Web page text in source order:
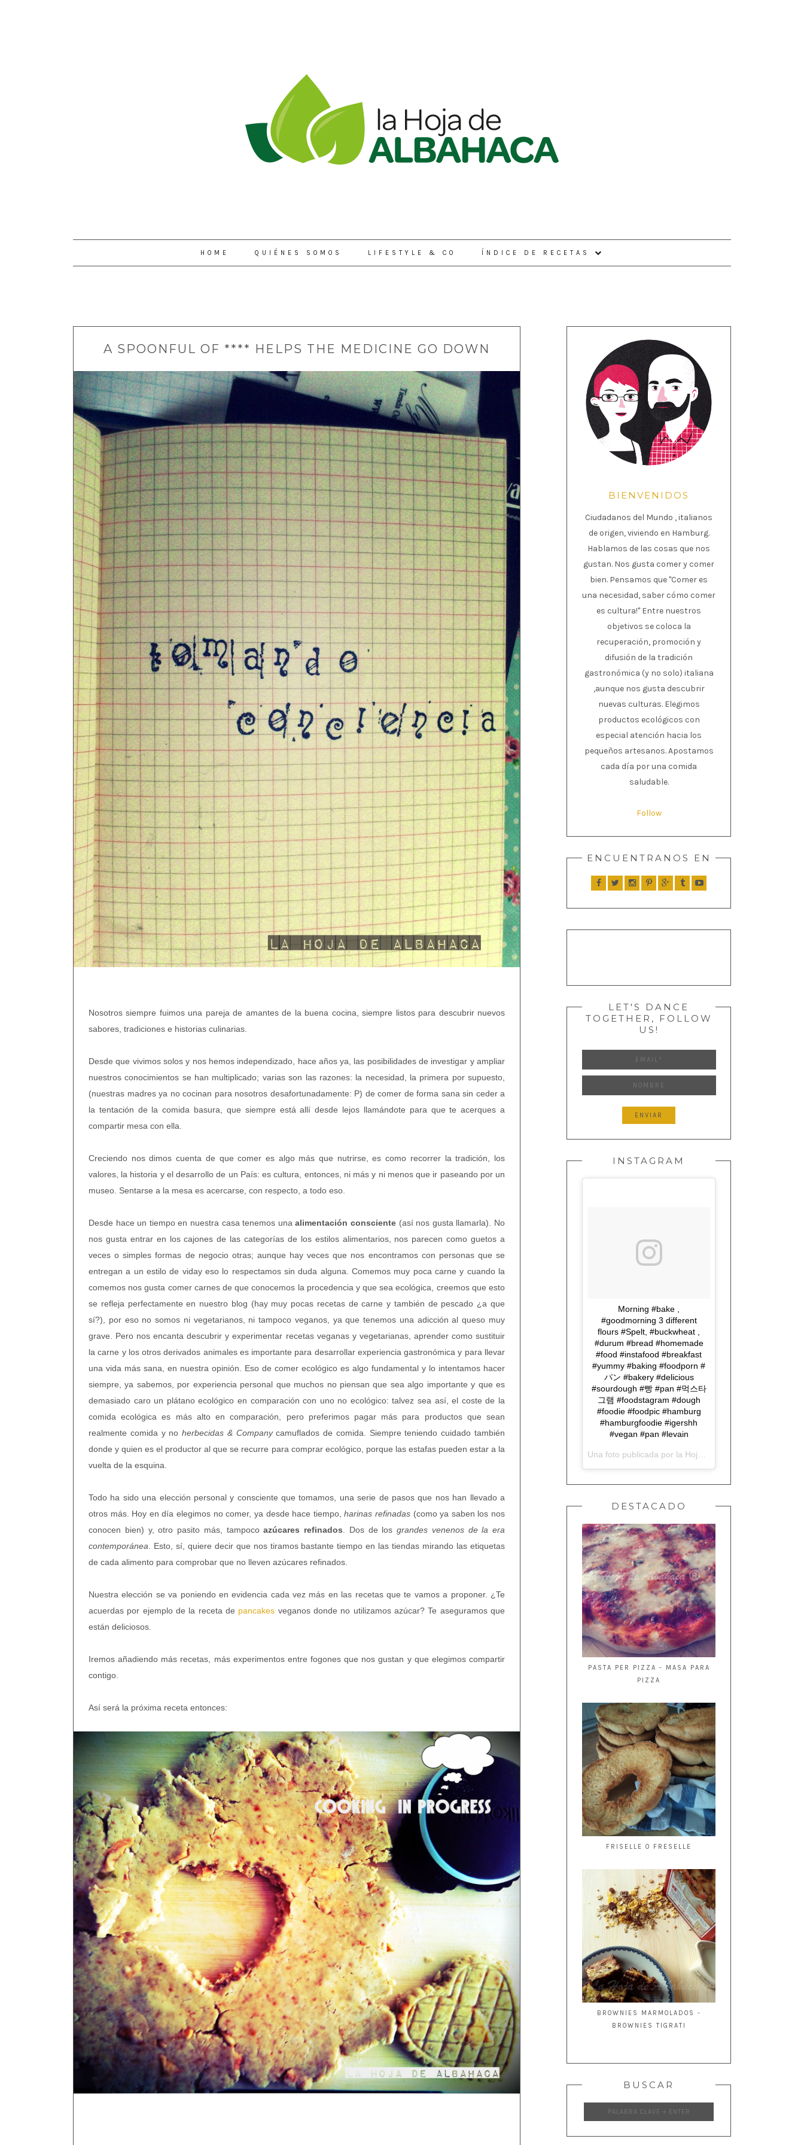
HOME QUIÉNES SOMOS LIFESTYLE & CO ÍNDICE DE RECETAS
A SPOONFUL OF **** HELPS THE MEDICINE GO DOWN
Nosotros siempre fuimos una pareja de amantes de la buena cocina, siempre listos para descubrir nuevos
sabores, tradiciones e historias culinarias.
Desde que vivimos solos y nos hemos independizado, hace años ya, las posibilidades de investigar y ampliar
nuestros conocimientos se han multiplicado; varias son las razones: la necesidad, la primera por supuesto,
(nuestras madres ya no cocinan para nosotros desafortunadamente: P) de comer de forma sana sin ceder a
la tentación de la comida basura, que siempre está allí desde lejos llamándote para que te acerques a
compartir mesa con ella.
Creciendo nos dimos cuenta de que comer es algo más que nutrirse, es como recorrer la tradición, los
valores, la historia y el desarrollo de un País: es cultura, entonces, ni más y ni menos que ir paseando por un
museo. Sentarse a la mesa es acercarse, con respecto, a todo eso.
Desde hace un tiempo en nuestra casa tenemos unaalimentación consciente (así nos gusta llamarla). No
nos gusta entrar en los cajones de las categorías de los estilos alimentarios, nos parecen como guetos a
veces o simples formas de negocio otras; aunque hay veces que nos encontramos con personas que se
entregan a un estilo de viday eso lo respectamos sin duda alguna. Comemos muy poca carne y cuando la
comemos nos gusta comer carnes de que conocemos la procedencia y que sea ecológica, creemos que esto
se refleja perfectamente en nuestro blog (hay muy pocas recetas de carne y también de pescado ¿a que
sí?), por eso no somos ni vegetarianos, ni tampoco veganos, ya que tenemos una adicción al queso muy
grave. Pero nos encanta descubrir y experimentar recetas veganas y vegetarianas, aprender como sustituir
la carne y los otros derivados animales es importante para desarrollar experiencia gastronómica y para llevar
una vida más sana, en nuestra opinión. Eso de comer ecológico es algo fundamental y lo intentamos hacer
siempre, ya sabemos, por experiencia personal que muchos no piensan que sea algo importante y que es
demasiado caro un plátano ecológico en comparación con uno no ecológico: talvez sea así, el coste de la
comida ecológica es más alto en comparación, pero preferimos pagar más para productos que sean
realmente comida y noherbecidas & Companycamuflados de comida. Siempre teniendo cuidado también
donde y quien es el productor al que se recurre para comprar ecológico, porque las estafas pueden estar a la
vuelta de la esquina.
Todo ha sido una elección personal y consciente que tomamos, una serie de pasos que nos han llevado a
otros más. Hoy en día elegimos no comer, ya desde hace tiempo,harinas refinadas(como ya saben los nos
conocen bien) y, otro pasito más, tampocoazúcares refinados . Dos de los grandes venenos de la era
contemporánea . Esto, sí, quiere decir que nos tiramos bastante tiempo en las tiendas mirando las etiquetas
de cada alimento para comprobar que no lleven azúcares refinados.
Nuestra elección se va poniendo en evidencia cada vez más en las recetas que te vamos a proponer. ¿Te
acuerdas por ejemplo de la receta de pancakes veganos donde no utilizamos azúcar? Te aseguramos que
están deliciosos.
Iremos añadiendo más recetas, más experimentos entre fogones que nos gustan y que elegimos compartir
contigo.
Así será la próxima receta entonces:
BIENVENIDOS
Ciudadanos del Mundo , italianos
de origen, viviendo en Hamburg.
Hablamos de las cosas que nos
gustan. Nos gusta comer y comer
bien. Pensamos que "Comer es
una necesidad, saber cómo comer
es cultura!" Entre nuestros
objetivos se coloca la
recuperación, promoción y
difusión de la tradición
gastronómica (y no solo) italiana
,aunque nos gusta descubrir
nuevas culturas. Elegimos
productos ecológicos con
especial atención hacia los
pequeños artesanos. Apostamos
cada día por una comida
saludable.
Follow
ENCUENTRANOS EN
LET'S DANCE
TOGETHER, FOLLOW
US!
INSTAGRAM
Morning #bake ,
#goodmorning 3 different
flours #Spelt, #buckwheat ,
#durum #bread #homemade
#food #instafood #breakfast
#yummy #baking #foodporn #
パン #bakery #delicious
#sourdough #빵 #pan #먹스타
그램 #foodstagram #dough
#foodie #foodpic #hamburg
#hamburgfoodie #igershh
#vegan #pan #levain
Una foto publicada por la Hoja de Albahaca (@lahojadealbahaca) el
DESTACADO
PASTA PER PIZZA - MASA PARA
PIZZA
FRISELLE O FRESELLE
BROWNIES MARMOLADOS -
BROWNIES TIGRATI
BUSCAR